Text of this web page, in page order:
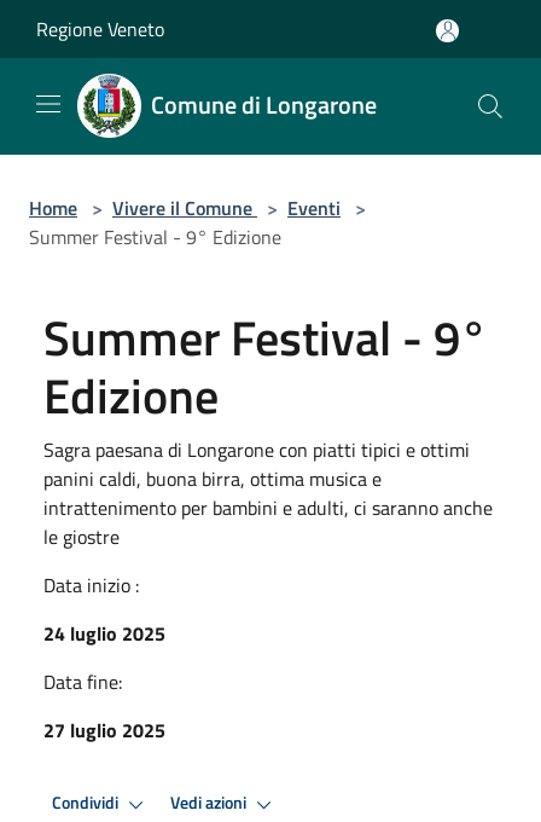
Regione Veneto
Comune di Longarone
Home > Vivere il Comune > Eventi >
Summer Festival - 9° Edizione
Summer Festival - 9°
Edizione
Sagra paesana di Longarone con piatti tipici e ottimi
panini caldi, buona birra, ottima musica e
intrattenimento per bambini e adulti, ci saranno anche
le giostre
Data inizio :
24 luglio 2025
Data fine:
27 luglio 2025
Condividi Vedi azioni